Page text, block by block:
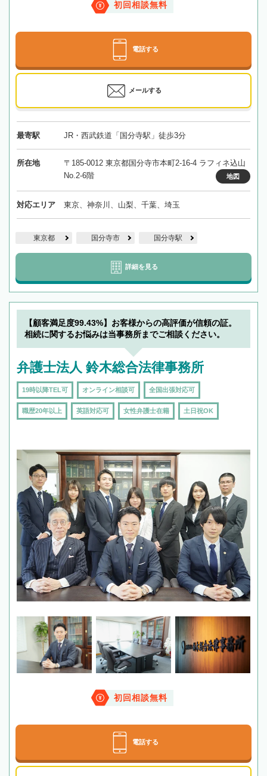
初回相談無料
電話する
メールする
最寄駅 JR・西武鉄道「国分寺駅」徒歩3分
所在地
〒185-0012 東京都国分寺市本町2-16-4 ラフィネ込山
No.2-6階
地図
対応エリア 東京、神奈川、山梨、千葉、埼玉
東京都 国分寺市 国分寺駅
詳細を見る
【顧客満足度99.43%】お客様からの高評価が信頼の証。
相続に関するお悩みは当事務所までご相談ください。
弁護士法人 鈴木総合法律事務所
19時以降TEL可 オンライン相談可 全国出張対応可
職歴20年以上 英語対応可 女性弁護士在籍 土日祝OK
初回相談無料
電話する